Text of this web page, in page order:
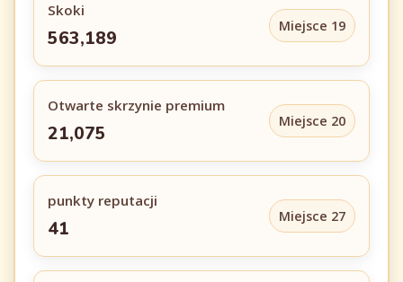
Skoki
563,189
Miejsce 19
Otwarte skrzynie premium
21,075
Miejsce 20
punkty reputacji
41
Miejsce 27